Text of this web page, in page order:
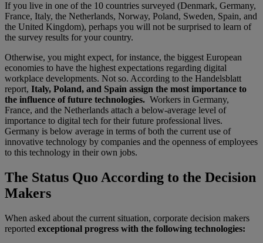
If you live in one of the 10 countries surveyed (Denmark, Germany,
France, Italy, the Netherlands, Norway, Poland, Sweden, Spain, and
the United Kingdom), perhaps you will not be surprised to learn of
the survey results for your country.
Otherwise, you might expect, for instance, the biggest European
economies to have the highest expectations regarding digital
workplace developments. Not so. According to the Handelsblatt
report, Italy, Poland, and Spain assign the most importance to
the influence of future technologies. Workers in Germany,
France, and the Netherlands attach a below-average level of
importance to digital tech for their future professional lives.
Germany is below average in terms of both the current use of
innovative technology by companies and the openness of employees
to this technology in their own jobs.
The Status Quo According to the Decision
Makers
When asked about the current situation, corporate decision makers
reported exceptional progress with the following technologies: